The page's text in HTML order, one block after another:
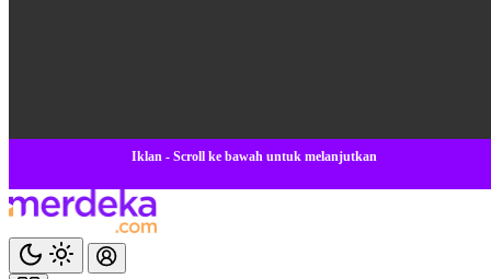
Iklan - Scroll ke bawah untuk melanjutkan